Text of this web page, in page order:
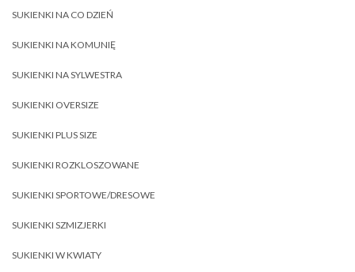
SUKIENKI NA CO DZIEŃ
SUKIENKI NA KOMUNIĘ
SUKIENKI NA SYLWESTRA
SUKIENKI OVERSIZE
SUKIENKI PLUS SIZE
SUKIENKI ROZKLOSZOWANE
SUKIENKI SPORTOWE/DRESOWE
SUKIENKI SZMIZJERKI
SUKIENKI W KWIATY